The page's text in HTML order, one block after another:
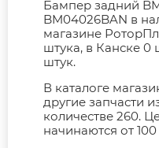
Бампер задний
BM04026BAN в
магазине
штука, в Канске 0
штук.
В каталоге
другие запчасти
количестве 260.
начинаются от